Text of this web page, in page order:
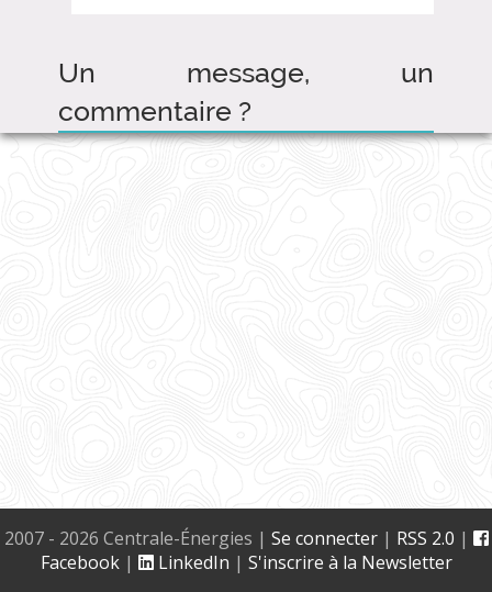
Un message, un
commentaire ?
2007 - 2026 Centrale-Énergies | Se connecter| RSS 2.0 |
Facebook| LinkedIn | S'inscrire à la Newsletter